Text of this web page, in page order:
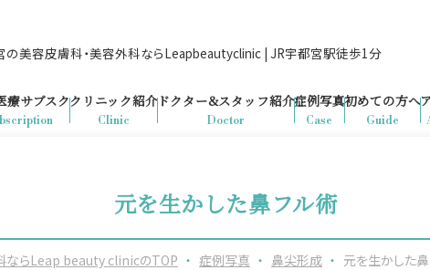
の美容皮膚科・美容外科ならLeapbeautyclinic | JR宇都宮駅徒歩1分
療サブスク
Clinic
クリニック紹介
Doctor
ドクター&スタッフ紹介
Case
症例写真
Guide
初めての方へ
元を生かした鼻フル術
ならLeap beauty clinicのTOP ・ 症例写真 ・ 鼻尖形成 ・ 元を生かした